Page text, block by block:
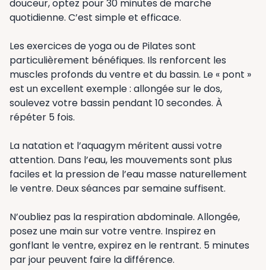
douceur, optez pour 30 minutes de marche
quotidienne. C’est simple et efficace.
Les exercices de yoga ou de Pilates sont
particulièrement bénéfiques. Ils renforcent les
muscles profonds du ventre et du bassin. Le « pont »
est un excellent exemple : allongée sur le dos,
soulevez votre bassin pendant 10 secondes. À
répéter 5 fois.
La natation et l’aquagym méritent aussi votre
attention. Dans l’eau, les mouvements sont plus
faciles et la pression de l’eau masse naturellement
le ventre. Deux séances par semaine suffisent.
N’oubliez pas la respiration abdominale. Allongée,
posez une main sur votre ventre. Inspirez en
gonflant le ventre, expirez en le rentrant. 5 minutes
par jour peuvent faire la différence.